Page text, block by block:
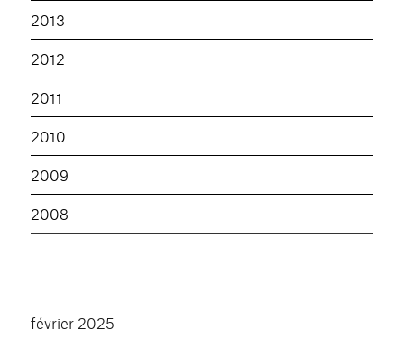
2013
2012
2011
2010
2009
2008
février 2025